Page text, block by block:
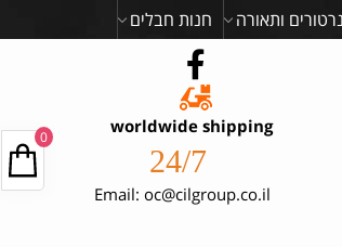
worldwide shipping
ותאורה
חנות חבלים
0